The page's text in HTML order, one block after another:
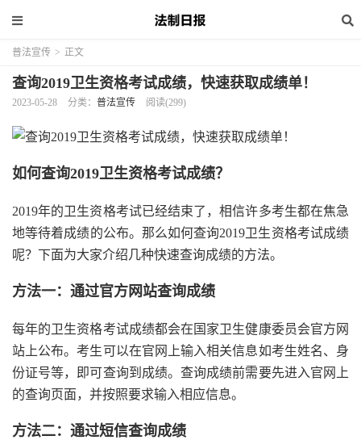
普法宣传 > 正文
查询2019卫生资格考试成绩，快速获取成绩单！
2023-05-28 分类： 普法宣传 阅读(299)
如何查询2019卫生资格考试成绩？
2019年的卫生资格考试已经结束了，相信许多考生都在焦急
地等待着成绩的公布。那么如何查询2019卫生资格考试成绩
呢？下面为大家介绍几种快速查询成绩的方法。
方法一：通过官方网站查询成绩
每年的卫生资格考试成绩都会在国家卫生健康委员会官方网
站上公布。考生可以在官网上输入相关信息如考生姓名、身
份证号等，即可查询到成绩。查询成绩前需要先进入官网上
的查询页面，并按照要求输入相应信息。
方法二：通过短信查询成绩